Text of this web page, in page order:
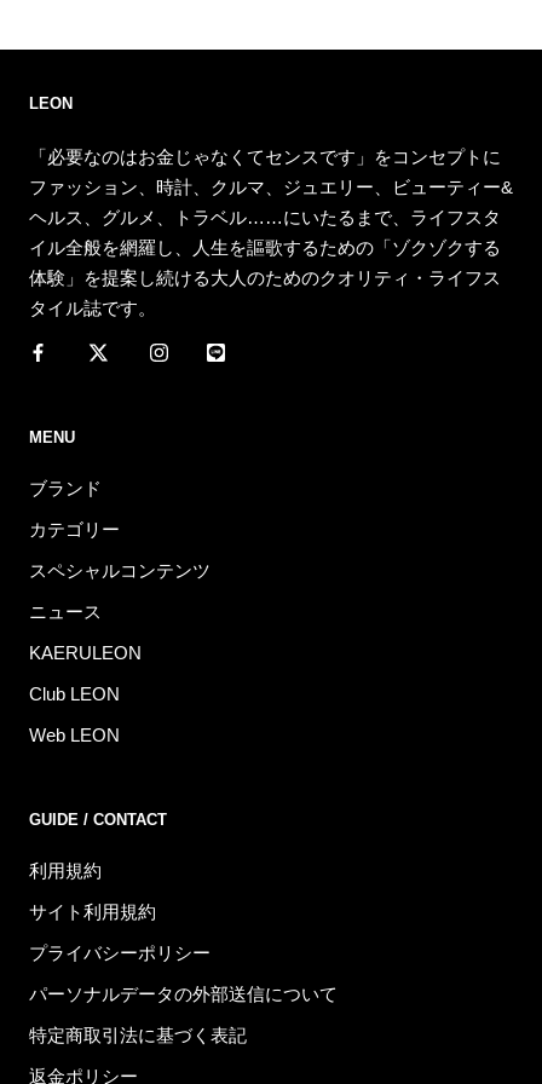
LEON
「必要なのはお金じゃなくてセンスです」をコンセプトに
ファッション、時計、クルマ、ジュエリー、ビューティー&
ヘルス、グルメ、トラベル……にいたるまで、ライフスタ
イル全般を網羅し、人生を謳歌するための「ゾクゾクする
体験」を提案し続ける大人のためのクオリティ・ライフス
タイル誌です。
MENU
ブランド
カテゴリー
スペシャルコンテンツ
ニュース
KAERULEON
Club LEON
Web LEON
GUIDE / CONTACT
利用規約
サイト利用規約
プライバシーポリシー
パーソナルデータの外部送信について
特定商取引法に基づく表記
返金ポリシー